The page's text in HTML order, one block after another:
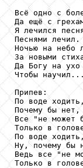
Всё одно с
Да ещё с
Я лечился
Песнями лечил.
Ночью на небо
За новыми
Да Богу на ухо
Чтобы научил...
Припев:
По воде
Почему бы нет,
Все "не может
Только в
По воде
Ну, почему бы
Ведь все "не
Только в